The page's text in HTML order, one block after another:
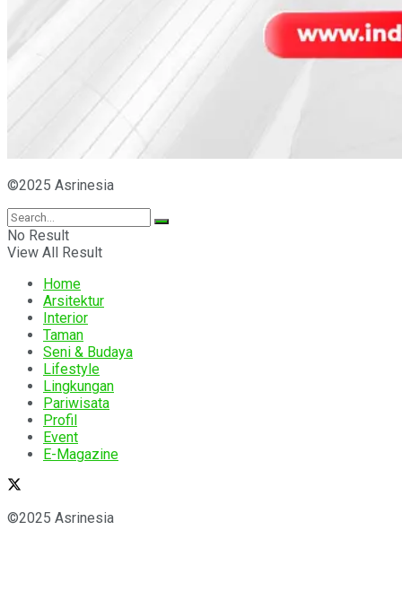
©2025 Asrinesia
No Result
View All Result
Home
Arsitektur
Interior
Taman
Seni & Budaya
Lifestyle
Lingkungan
Pariwisata
Profil
Event
E-Magazine
©2025 Asrinesia